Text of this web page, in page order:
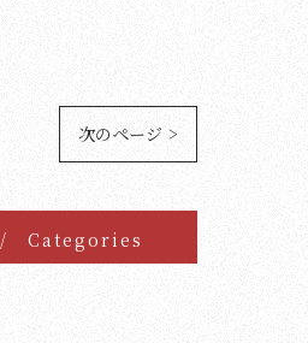
次のページ >
Categories